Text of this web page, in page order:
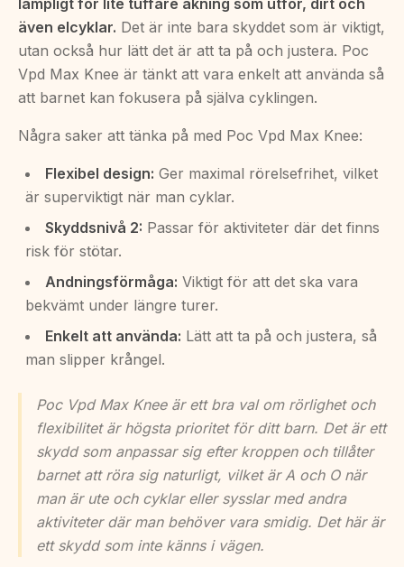
lämpligt för lite tuffare åkning som utför, dirt och
även elcyklar. Det är inte bara skyddet som är viktigt,
utan också hur lätt det är att ta på och justera. Poc
Vpd Max Knee är tänkt att vara enkelt att använda så
att barnet kan fokusera på själva cyklingen.
Några saker att tänka på med Poc Vpd Max Knee:
Flexibel design: Ger maximal rörelsefrihet, vilket
är superviktigt när man cyklar.
Skyddsnivå 2: Passar för aktiviteter där det finns
risk för stötar.
Andningsförmåga: Viktigt för att det ska vara
bekvämt under längre turer.
Enkelt att använda: Lätt att ta på och justera, så
man slipper krångel.
Poc Vpd Max Knee är ett bra val om rörlighet och
flexibilitet är högsta prioritet för ditt barn. Det är ett
skydd som anpassar sig efter kroppen och tillåter
barnet att röra sig naturligt, vilket är A och O när
man är ute och cyklar eller sysslar med andra
aktiviteter där man behöver vara smidig. Det här är
ett skydd som inte känns i vägen.